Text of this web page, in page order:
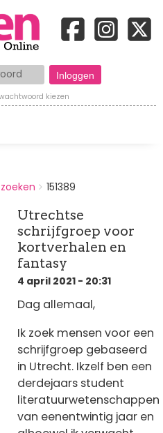
kiezen
151389
Utrechtse
schrijfgroep voor
kortverhalen en
fantasy
4 april 2021 - 20:31
Dag allemaal,
Ik zoek mensen voor een
schrijfgroep gebaseerd
in Utrecht. Ikzelf ben een
derdejaars student
literatuurwetenschappen
van eenentwintig jaar en